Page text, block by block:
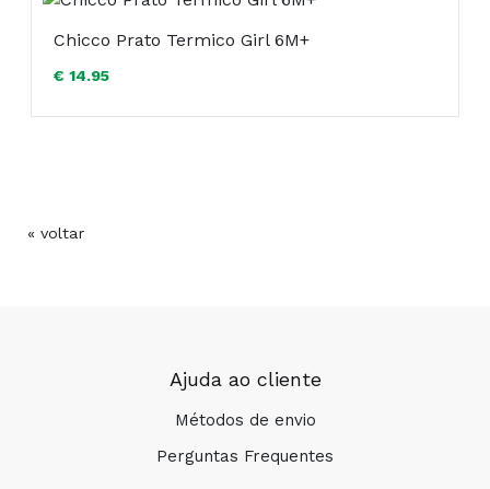
Chicco Prato Termico Girl 6M+
€ 14.95
« voltar
Ajuda ao cliente
Métodos de envio
Perguntas Frequentes